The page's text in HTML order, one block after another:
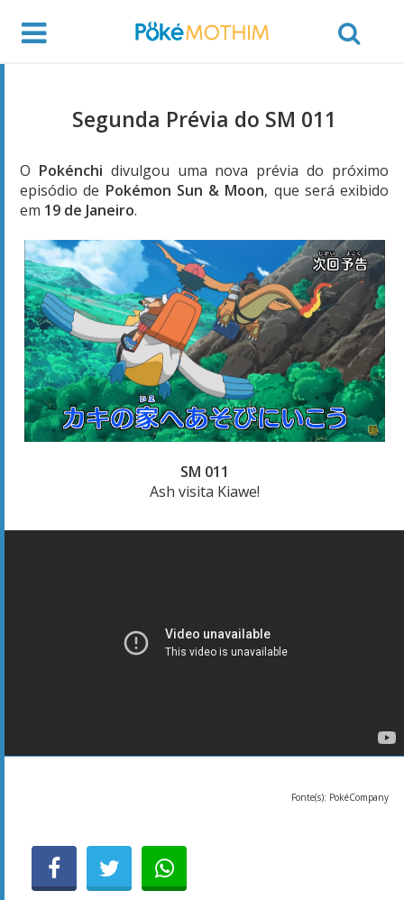
Segunda Prévia do SM 011
O Pokénchi divulgou uma nova prévia do próximo
episódio de Pokémon Sun & Moon, que será exibido
em 19 de Janeiro.
SM 011
Ash visita Kiawe!
Fonte(s): PokéCompany